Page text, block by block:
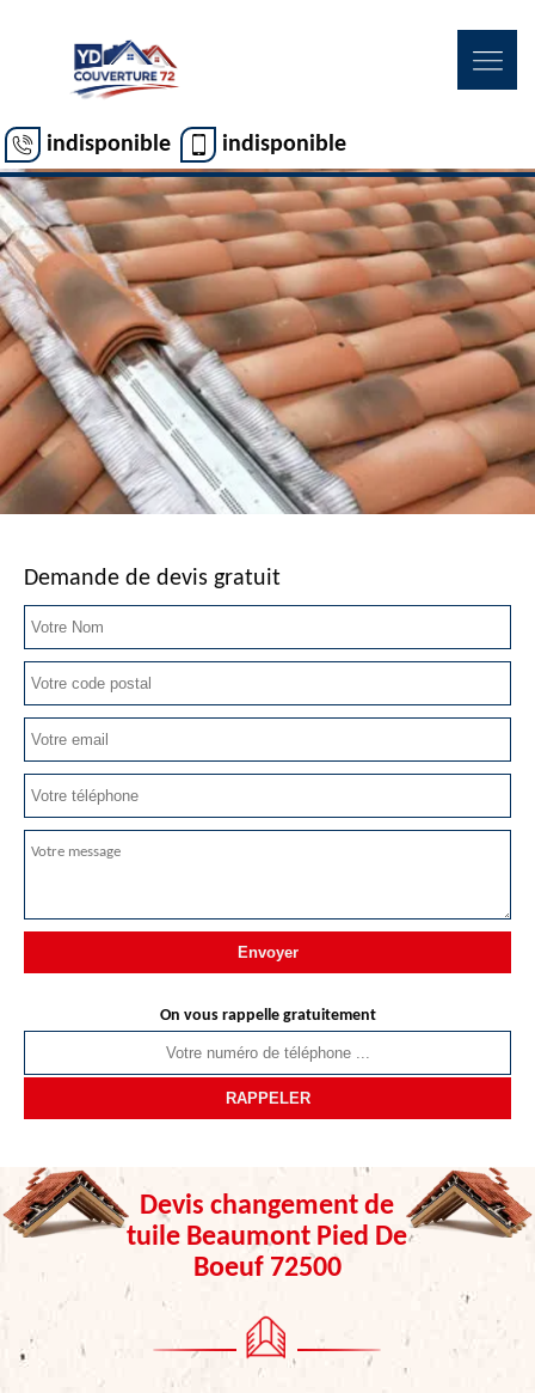
indisponible indisponible
Demande de devis gratuit
On vous rappelle gratuitement
Devis changement de
tuile Beaumont Pied De
Boeuf 72500